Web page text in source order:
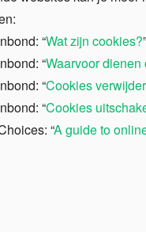
“Wat zijn cookies?”
“Waarvoor dienen
“Cookies
“Cookies
“A guide to